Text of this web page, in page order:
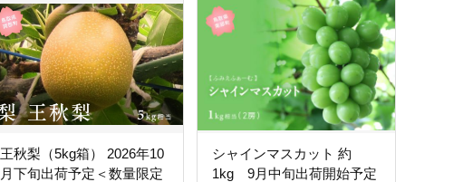
王秋梨（5kg箱） 2026年10
月下旬出荷予定＜数量限定
シャインマスカット 約
1kg 9月中旬出荷開始予定